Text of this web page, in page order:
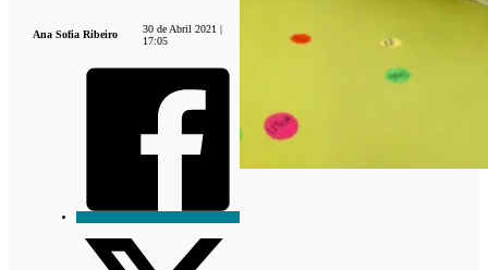
Ana Sofia Ribeiro
30 de Abril 2021 |
17:05